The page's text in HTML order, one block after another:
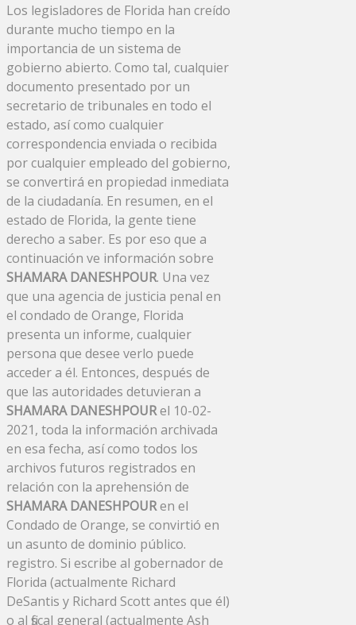
Los legisladores de Florida han creído
durante mucho tiempo en la
importancia de un sistema de
gobierno abierto. Como tal, cualquier
documento presentado por un
secretario de tribunales en todo el
estado, así como cualquier
correspondencia enviada o recibida
por cualquier empleado del gobierno,
se convertirá en propiedad inmediata
de la ciudadanía. En resumen, en el
estado de Florida, la gente tiene
derecho a saber. Es por eso que a
continuación ve información sobre
SHAMARA DANESHPOUR. Una vez
que una agencia de justicia penal en
el condado de Orange, Florida
presenta un informe, cualquier
persona que desee verlo puede
acceder a él. Entonces, después de
que las autoridades detuvieran a
SHAMARA DANESHPOURel 10-02-
2021, toda la información archivada
en esa fecha, así como todos los
archivos futuros registrados en
relación con la aprehensión de
SHAMARA DANESHPOURen el
Condado de Orange, se convirtió en
un asunto de dominio público.
registro. Si escribe al gobernador de
Florida (actualmente Richard
DeSantis y Richard Scott antes que él)
o al fiscal general (actualmente Ash